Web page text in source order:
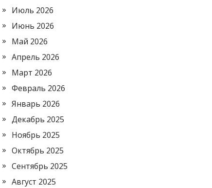
Июль 2026
Июнь 2026
Май 2026
Апрель 2026
Март 2026
Февраль 2026
Январь 2026
Декабрь 2025
Ноябрь 2025
Октябрь 2025
Сентябрь 2025
Август 2025